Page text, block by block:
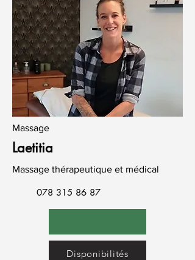
Massage
Laetitia
Massage thérapeutique et médical
078 315 86 87
Disponibilités